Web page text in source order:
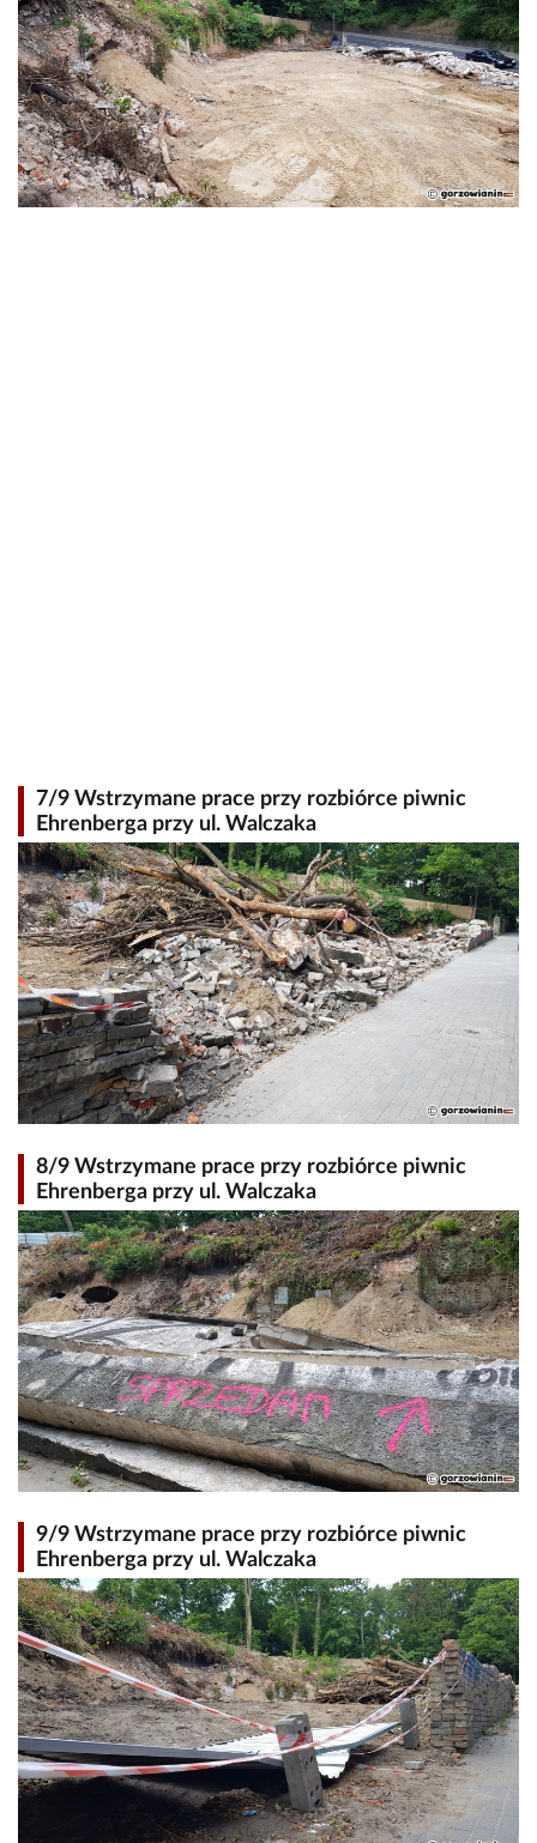
7/9 Wstrzymane prace przy rozbiórce piwnic
Ehrenberga przy ul. Walczaka
8/9 Wstrzymane prace przy rozbiórce piwnic
Ehrenberga przy ul. Walczaka
9/9 Wstrzymane prace przy rozbiórce piwnic
Ehrenberga przy ul. Walczaka